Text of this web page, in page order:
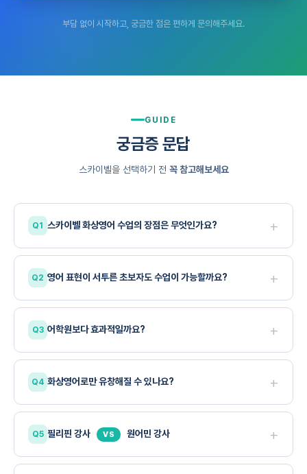
부담 없이 시작하고, 궁금한 점은 편하게 문의해주세요.
GUIDE
궁금증 문답
스카이벨을 선택하기 전 꼭 참고해보세요
스카이벨 화상영어 수업의 장점은 무엇인가요? +
시험 구조를 깊이 이해한 전문
강사 또는 실제 시험관 출신 원어민
영어 표현이 서투른 초보자도 수업이 가능할까요? +
이상의 기본 회화 실력을 갖춘 분들께 더 적합
어학원보다 효과적일까요? +
1:1 방식의 화상영어
화상영어로만 유창해질 수 있나요? +
개인 학습과 복습이 병행
필리핀 강사 VS 원어민 강사 +
수업의 스타일과 포커스를 맞추는 부분에서 차이가